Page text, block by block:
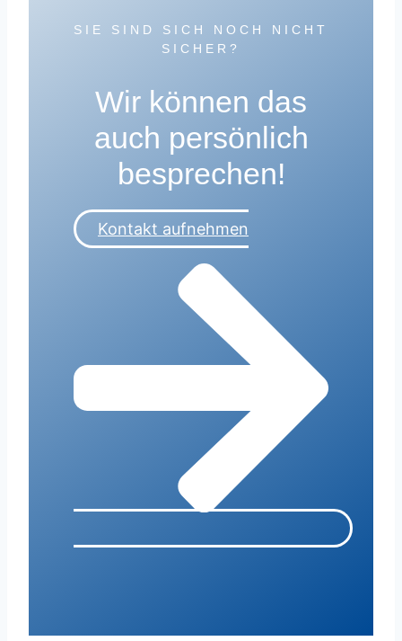
SIE SIND SICH NOCH NICHT
SICHER?
Wir können das
auch persönlich
besprechen!
Kontakt aufnehmen